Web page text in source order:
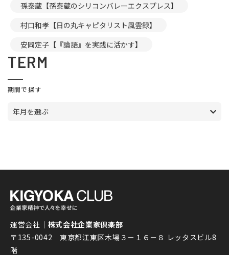
孫泰蔵【孫泰蔵のシリコンバレーエクスプレス】
村口和孝【日の丸キャピタリスト風雲録】
安岡定子【『論語』を実践に活かす】
TERM
期間で探す
年月を選ぶ
運営会社｜ 株式会社企業家倶楽部
〒135-0042 東京都江東区木場３－１６－８ レッタスビル8
階